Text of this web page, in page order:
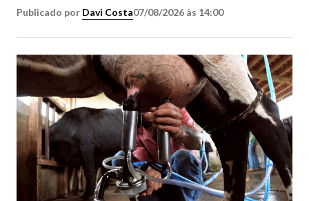
Publicado por Davi Costa07/08/2026 às 14:00